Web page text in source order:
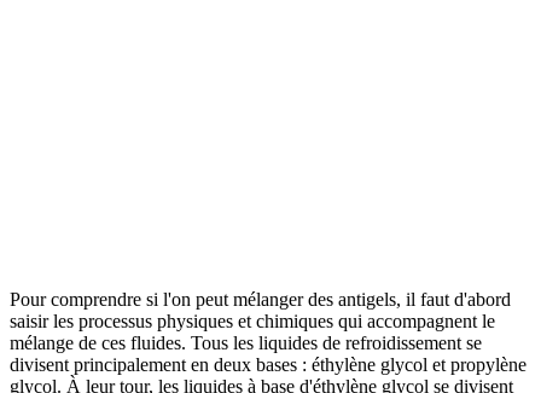
Pour comprendre si l'on peut mélanger des antigels, il faut d'abord
saisir les processus physiques et chimiques qui accompagnent le
mélange de ces fluides. Tous les liquides de refroidissement se
divisent principalement en deux bases : éthylène glycol et propylène
glycol. À leur tour, les liquides à base d'éthylène glycol se divisent